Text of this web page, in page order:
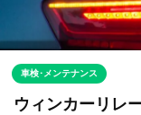
車検･メンテナンス
ウィンカーリレ